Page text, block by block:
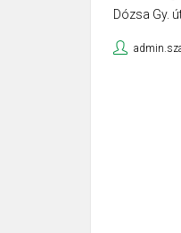
Dózsa Gy.